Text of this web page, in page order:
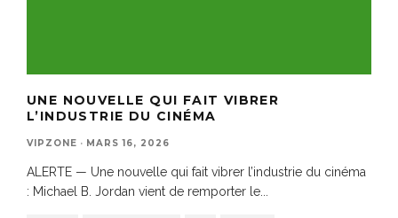
UNE NOUVELLE QUI FAIT VIBRER
L’INDUSTRIE DU CINÉMA
VIPZONE · MARS 16, 2026
ALERTE — Une nouvelle qui fait vibrer l’industrie du cinéma
: Michael B. Jordan vient de remporter le